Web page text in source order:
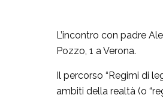
L’incontro con padre
Pozzo, 1 a Verona.
Il percorso “Regimi di
ambiti della realtà (o